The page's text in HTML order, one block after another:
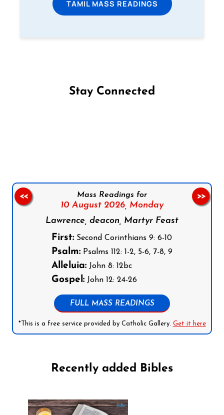
TAMIL MASS READINGS
Stay Connected
Mass Readings for
10 August 2026, Monday
Lawrence, deacon, Martyr Feast
First: Second Corinthians 9: 6-10
Psalm: Psalms 112: 1-2, 5-6, 7-8, 9
Alleluia: John 8: 12bc
Gospel: John 12: 24-26
FULL MASS READINGS
*This is a free service provided by Catholic Gallery. Get it here
<< >>
Recently added Bibles